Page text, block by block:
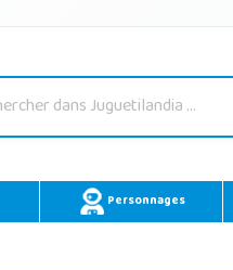
Personnages